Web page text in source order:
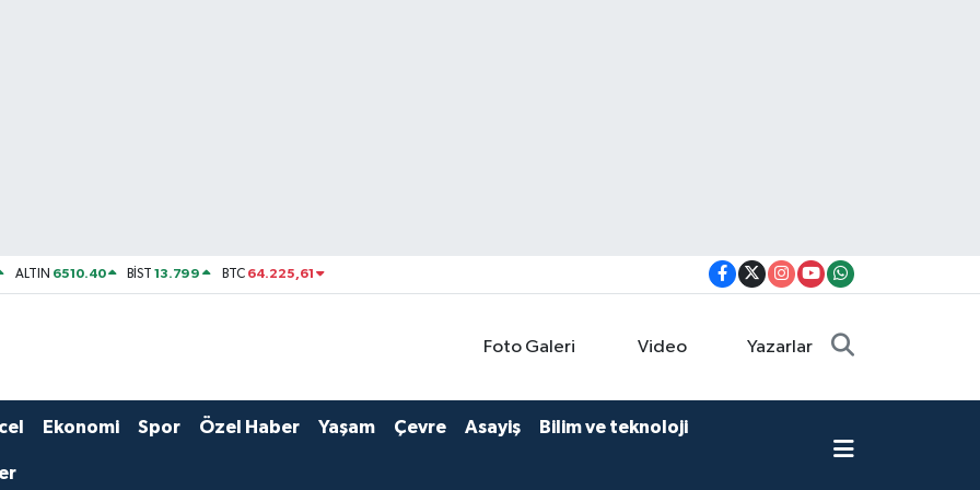
ALTIN 6510.40 BİST13.799 BTC 64.225,61
Foto Galeri Video Yazarlar
Ekonomi Spor Özel Haber Yaşam Çevre Asayiş Bilim ve teknoloji